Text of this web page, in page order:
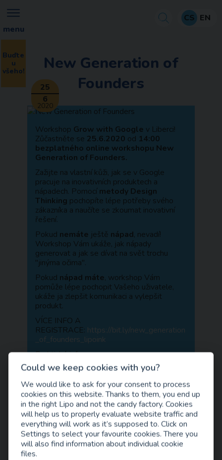
menu
Buďte
u
všeho!
CS EN
New Generation of
Founders
25
6
2020
Workshop Grow with Google v Liberci!
Zůčastněte se 25.6.2020 od 14:00
bezplatného online workshopu New
Generation of Founders.
Zažijte na vlastní kůži, jak se v Google
pracuje na inovativních produktech a
nápadech. Pomocímetody Design
Thinking pochopíte lépe potřeby svého
zákazníka a naučíte se zkoumat inovativní
řešení.
Pokud nemáte ještě nápad, nevadí!
Workshop Vám ukáže, jak nápady
generovat a jak se dívat na svět trochu
"jinýma očima".
Pokud nápad máte, workshop Vám
pomůže lépe pochopit Vašeho uživatele,
ukáže ja zlepšit komunikaci a vylepšit
produkt.
VÍCE INFO A
REGISTRACE: https://bit.ly/new_generation
_of_founders_lipoink
Praktické informace:
Kdy? 25.6.2020 mezi 14:00 a 19:00
Kde? online, pokyny dostanete v případě
registrace před akcí
Could we keep cookies with you?
We would like to ask for your consent to process
cookies on this website. Thanks to them, you end up
in the right Lipo and not the candy factory. Cookies
will help us to properly evaluate website traffic and
everything will work as it’s supposed to. Click on
Settings to select your favourite cookies. There you
will also find information about individual cookie
files.